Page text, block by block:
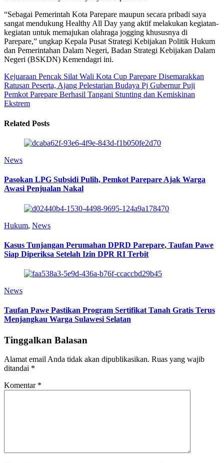
“Sebagai Pemerintah Kota Parepare maupun secara pribadi saya
sangat mendukung Healthy All Day yang aktif melakukan kegiatan-
kegiatan untuk memajukan olahraga jogging khususnya di
Parepare,” ungkap Kepala Pusat Strategi Kebijakan Politik Hukum
dan Pemerintahan Dalam Negeri, Badan Strategi Kebijakan Dalam
Negeri (BSKDN) Kemendagri ini.
Kejuaraan Pencak Silat Wali Kota Cup Parepare Disemarakkan
Ratusan Peserta, Ajang Pelestarian Budaya Pj Gubernur Puji
Pemkot Parepare Berhasil Tangani Stunting dan Kemiskinan
Ekstrem
Related Posts
News
Pasokan LPG Subsidi Pulih, Pemkot Parepare Ajak Warga
Awasi Penjualan Nakal
Hukum, News
Kasus Tunjangan Perumahan DPRD Parepare, Taufan Pawe
Siap Diperiksa Setelah Izin DPR RI Terbit
News
Taufan Pawe Pastikan Program Sertifikat Tanah Gratis Terus
Menjangkau Warga Sulawesi Selatan
Tinggalkan Balasan
Alamat email Anda tidak akan dipublikasikan. Ruas yang wajib
ditandai *
Komentar *